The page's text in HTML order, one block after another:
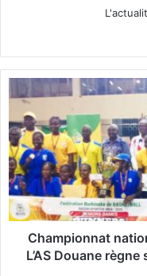
h
a
m
p
i
o
n
n
Championnat
L’AS Douane